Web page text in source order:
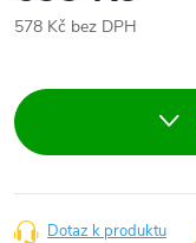
578 Kč bez DPH
Dotaz k produktu